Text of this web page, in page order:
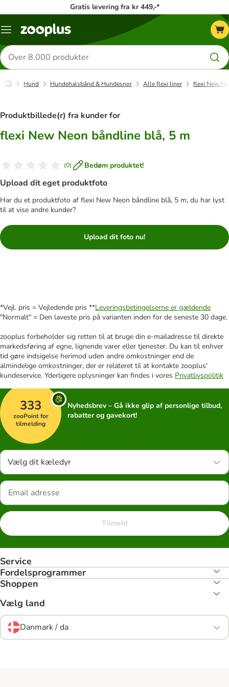
Gratis levering fra kr 449,-*
Menu
Søg
efter
produkter
Hund Hundehalsbånd & Hundesnor Alle flexi liner flexi New
Produktbillede(r) fra kunder for
flexi New Neon båndline blå, 5 m
(0) Bedøm produktet!
Upload dit eget produktfoto
Har du et produktfoto af flexi New Neon båndline blå, 5 m, du har lyst
til at vise andre kunder?
Upload dit foto nu!
*Vejl. pris = Vejledende pris **Leveringsbetingelserne er gældende
"Normalt" = Den laveste pris på varianten inden for de seneste 30 dage.
zooplus forbeholder sig retten til at bruge din e-mailadresse til direkte
markedsføring af egne, lignende varer eller tjenester. Du kan til enhver
tid gøre indsigelse herimod uden andre omkostninger end de
almindelige omkostninger, der er relateret til at kontakte zooplus'
kundeservice. Yderligere oplysninger kan findes i vores Privatlivspolitik
333
zooPoint for
tilmelding
Nyhedsbrev – Gå ikke glip af personlige tilbud,
rabatter og gavekort!
Vælg dit kæledyr
Tilmeld
Service
Fordelsprogrammer
Shoppen
Vælg land
Danmark / da